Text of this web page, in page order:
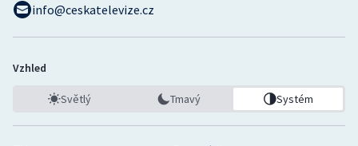
info@ceskatelevize.cz
Vzhled
Světlý Tmavý Systém